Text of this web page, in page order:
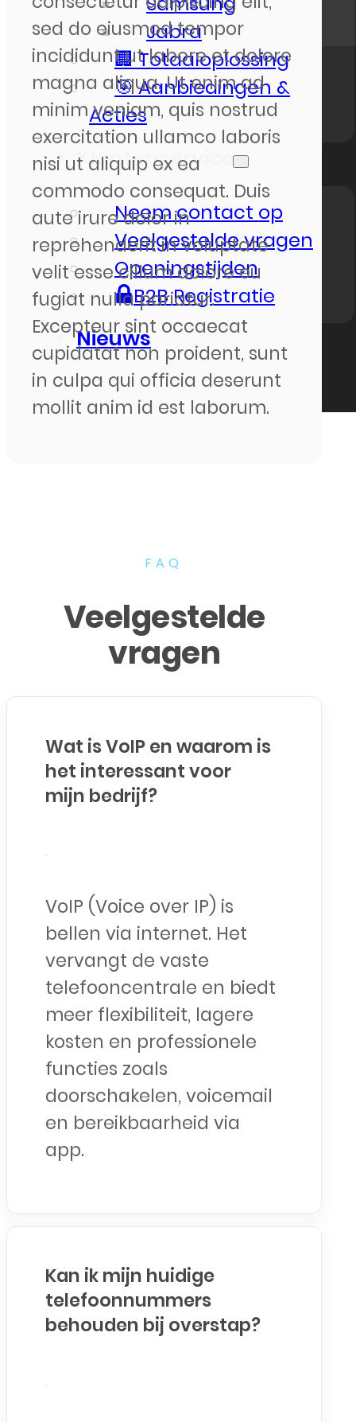
Jabra
🏢 Totaaloplossing
🎯 Aanbiedingen &
Acties
Klantenservice
Neem contact op
Veelgestelde vragen
Openingstijden
B2B Registratie
Nieuws
sed do eiusmod tempor
incididunt ut labore et dolore
magna aliqua. Ut enim ad
minim veniam, quis nostrud
exercitation ullamco laboris
nisi ut aliquip ex ea
commodo consequat. Duis
aute irure dolor in
reprehenderit in voluptate
velit esse cillum dolore eu
fugiat nulla pariatur.
Excepteur sint occaecat
cupidatat non proident, sunt
in culpa qui officia deserunt
mollit anim id est laborum.
FAQ
Veelgestelde
vragen
Wat is VoIP en waarom is
het interessant voor
mijn bedrijf?
VoIP (Voice over IP) is
bellen via internet. Het
vervangt de vaste
telefooncentrale en biedt
meer flexibiliteit, lagere
kosten en professionele
functies zoals
doorschakelen, voicemail
en bereikbaarheid via
app.
Kan ik mijn huidige
telefoonnummers
behouden bij overstap?